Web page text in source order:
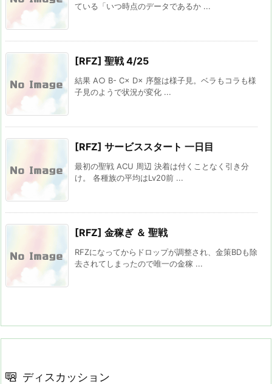
ている「いつ時点のデータであるか ...
[RFZ] 聖戦 4/25
結果 A○ B- C× D× 序盤は様子見。ベラもコラも様
子見のようで状況が変化 ...
[RFZ] サービススタート 一日目
最初の聖戦 ACU 周辺 決着は付くことなく引き分
け。 各種族の平均はLv20前 ...
[RFZ] 金稼ぎ ＆ 聖戦
RFZになってからドロップが調整され、金策BDも除
去されてしまったので唯一の金稼 ...
ディスカッション